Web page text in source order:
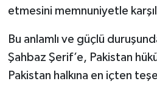
etmesini memnuniyetle
Bu anlamlı ve güçlü
Şahbaz Şerif’e, Pakistan
Pakistan halkına en içten